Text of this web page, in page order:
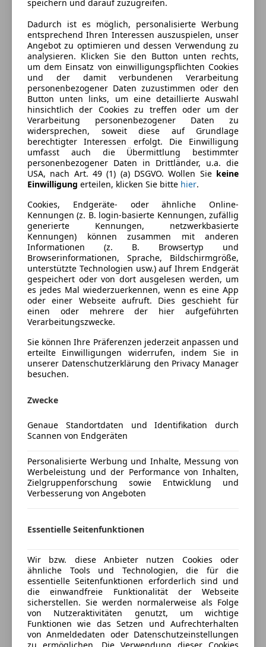
Komfort
2-Zonen-Klimaautomatik
Armlehne
Beheizbare Frontscheibe
Beheizbares Lenkrad
Berganfahrassistent
Einparkhilfe
Einparkhilfe Rückfahrkamera
Einparkhilfe Sensoren hinten
Einparkhilfe Sensoren vorne
Elektrische Fensterheber
Elektrische Heckklappe
Elektrische Seitenspiegel
Elektrische Sitze
Getönte Scheiben
Lederlenkrad
Lichtsensor
Lordosenstütze
Multifunktionslenkrad
Regensensor
Schlüssellose Zentralverriegelung
Sitzheizung
Start/Stop-Automatik
Tempomat
Unterhaltung/Media
Apple CarPlay
Bordcomputer
DAB-Radio
Freisprecheinrichtung
Abstandstempomat
Abstandswarner
Beifahrerairbag
ESP
Fahrerairbag
Fernlichtassistent
Isofix
Mehr anzeigen
Farbe und Innenausstattung
Außenfarbe
Weiß
Lackierung
Metallic
Fahrzeugbeschreibung
Wir bieten Ihnen:
- Eintausch Ihres Gebrauchtwagens
- Finanzierung
- KFZ Versicherung
- 1 Jahr Gewährleistung auf alle Gebrauchtwagen
- Neuwagenverkauf u. Vertragswerkstätte für Suzuki,
Opel und Peugeot.
- Pickerl / § 57a Gutachten bis 3, 5 t
- Service- und Reparaturen aller Automarken
- Unfallreparaturen
Preisbewertung
Mehr anzeigen
Versicherung
Kfz-Versicherung
Versicherungsschutz an Ihre Bedürfnisse
Freischaden-Gutschein ab Stufe 0
Jetzt berechnen
Verkäufer Händler
speichern und darauf zuzugreifen.
Dadurch ist es möglich, personalisierte Werbung
entsprechend Ihren Interessen auszuspielen, unser
Angebot zu optimieren und dessen Verwendung zu
analysieren. Klicken Sie den Button unten rechts,
um dem Einsatz von einwilligungspflichten Cookies
und der damit verbundenen Verarbeitung
personenbezogener Daten zuzustimmen oder den
Button unten links, um eine detaillierte Auswahl
hinsichtlich der Cookies zu treffen oder um der
Verarbeitung personenbezogener Daten zu
widersprechen, soweit diese auf Grundlage
berechtigter Interessen erfolgt. Die Einwilligung
umfasst auch die Übermittlung bestimmter
personenbezogener Daten in Drittländer, u.a. die
USA, nach Art. 49 (1) (a) DSGVO. Wollen Sie keine
Einwilligung erteilen, klicken Sie bitte hier.
Cookies, Endgeräte- oder ähnliche Online-
Kennungen (z. B. login-basierte Kennungen, zufällig
generierte Kennungen, netzwerkbasierte
Kennungen) können zusammen mit anderen
Informationen (z. B. Browsertyp und
Browserinformationen, Sprache, Bildschirmgröße,
unterstützte Technologien usw.) auf Ihrem Endgerät
gespeichert oder von dort ausgelesen werden, um
es jedes Mal wiederzuerkennen, wenn es eine App
oder einer Webseite aufruft. Dies geschieht für
einen oder mehrere der hier aufgeführten
Verarbeitungszwecke.
Sie können Ihre Präferenzen jederzeit anpassen und
erteilte Einwilligungen widerrufen, indem Sie in
unserer Datenschutzerklärung den Privacy Manager
besuchen.
Zwecke
Genaue Standortdaten und Identifikation durch
Scannen von Endgeräten
Personalisierte Werbung und Inhalte, Messung von
Werbeleistung und der Performance von Inhalten,
Zielgruppenforschung sowie Entwicklung und
Verbesserung von Angeboten
Essentielle Seitenfunktionen
Wir bzw. diese Anbieter nutzen Cookies oder
ähnliche Tools und Technologien, die für die
essentielle Seitenfunktionen erforderlich sind und
die einwandfreie Funktionalität der Webseite
sicherstellen. Sie werden normalerweise als Folge
von Nutzeraktivitäten genutzt, um wichtige
Funktionen wie das Setzen und Aufrechterhalten
von Anmeldedaten oder Datenschutzeinstellungen